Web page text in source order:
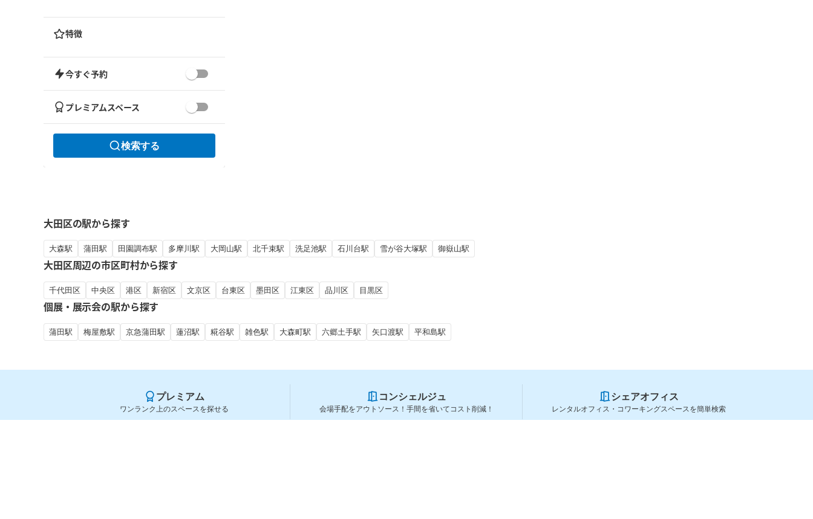
特徴
今すぐ予約
プレミアムスペース
検索する
大田区の駅から探す
大森駅 蒲田駅 田園調布駅 多摩川駅 大岡山駅 北千束駅 洗足池駅 石川台駅 雪が谷大塚駅 御嶽山駅
大田区周辺の市区町村から探す
千代田区 中央区 港区 新宿区 文京区 台東区 墨田区 江東区 品川区 目黒区
個展・展示会の駅から探す
蒲田駅 梅屋敷駅 京急蒲田駅 蓮沼駅 糀谷駅 雑色駅 大森町駅 六郷土手駅 矢口渡駅 平和島駅
プレミアム
ワンランク上のスペースを探せる
コンシェルジュ
会場手配をアウトソース！手間を省いてコスト削減！
シェアオフィス
レンタルオフィス・コワーキングスペースを簡単検索